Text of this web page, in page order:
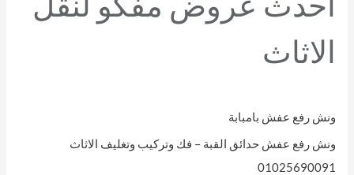
الاثاث
ونش رفع عفش بامبابة
ونش رفع عفش حدائق القبة – فك وتركيب وتغليف الاثاث
01025690091